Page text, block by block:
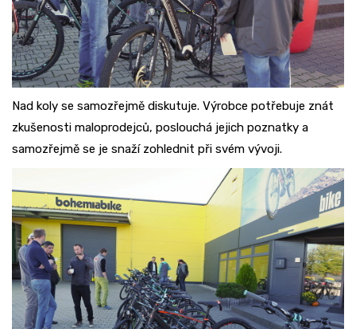
Nad koly se samozřejmě diskutuje. Výrobce potřebuje znát
zkušenosti maloprodejců, poslouchá jejich poznatky a
samozřejmě se je snaží zohlednit při svém vývoji.